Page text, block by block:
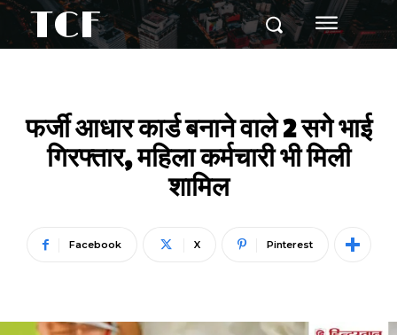
TCF
फर्जी आधार कार्ड बनाने वाले 2 सगे भाई
गिरफ्तार, महिला कर्मचारी भी मिली
शामिल
Facebook X Pinterest